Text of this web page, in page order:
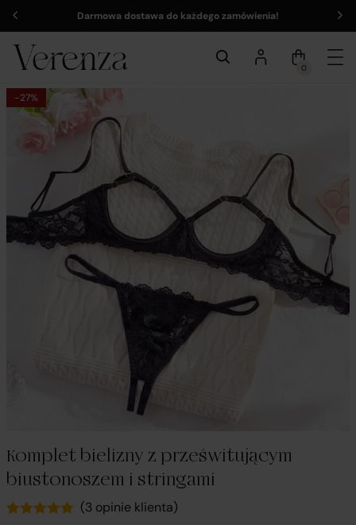
Darmowa dostawa do każdego zamówienia!
0
-27%
Komplet bielizny z prześwitującym
biustonoszem i stringami
(3 opinie klienta)